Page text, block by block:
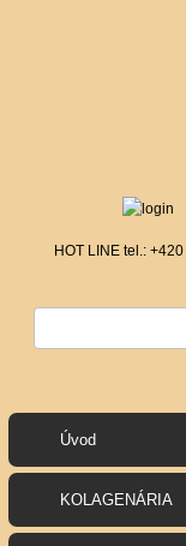
HOT LINE tel.: +420
Úvod
KOLAGENÁRIA